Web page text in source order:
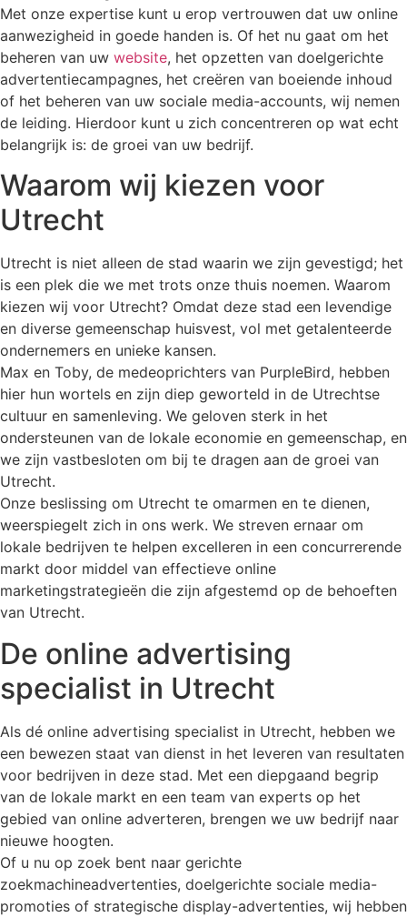
Met onze expertise kunt u erop vertrouwen dat uw online
aanwezigheid in goede handen is. Of het nu gaat om het
beheren van uw website, het opzetten van doelgerichte
advertentiecampagnes, het creëren van boeiende inhoud
of het beheren van uw sociale media-accounts, wij nemen
de leiding. Hierdoor kunt u zich concentreren op wat echt
belangrijk is: de groei van uw bedrijf.
Waarom wij kiezen voor
Utrecht
Utrecht is niet alleen de stad waarin we zijn gevestigd; het
is een plek die we met trots onze thuis noemen. Waarom
kiezen wij voor Utrecht? Omdat deze stad een levendige
en diverse gemeenschap huisvest, vol met getalenteerde
ondernemers en unieke kansen.
Max en Toby, de medeoprichters van PurpleBird, hebben
hier hun wortels en zijn diep geworteld in de Utrechtse
cultuur en samenleving. We geloven sterk in het
ondersteunen van de lokale economie en gemeenschap, en
we zijn vastbesloten om bij te dragen aan de groei van
Utrecht.
Onze beslissing om Utrecht te omarmen en te dienen,
weerspiegelt zich in ons werk. We streven ernaar om
lokale bedrijven te helpen excelleren in een concurrerende
markt door middel van effectieve online
marketingstrategieën die zijn afgestemd op de behoeften
van Utrecht.
De online advertising
specialist in Utrecht
Als dé online advertising specialist in Utrecht, hebben we
een bewezen staat van dienst in het leveren van resultaten
voor bedrijven in deze stad. Met een diepgaand begrip
van de lokale markt en een team van experts op het
gebied van online adverteren, brengen we uw bedrijf naar
nieuwe hoogten.
Of u nu op zoek bent naar gerichte
zoekmachineadvertenties, doelgerichte sociale media-
promoties of strategische display-advertenties, wij hebben